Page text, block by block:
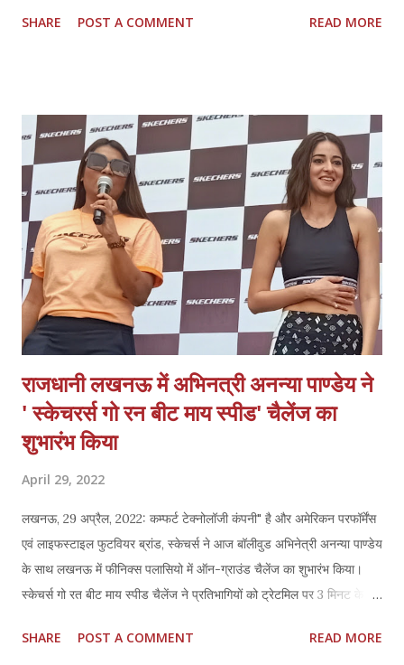
रेफ्रिजरेटर एवं वॉशिंग मशींस को अपनी-अपनी श्रेणियों में क्रमशः सबसे भरोसेमंद
अपनी सफलता का विस्तार किया। 2022 के लिए ‘सबसे भरोसेमंद ब्रांड’ का निर्णय
1610 कंज़्यूमर इन्फ्लुएंसर्स के साथ टीआरए रिसर्च (पूर्व में ट्रस्ट रिसर्च एडवाईज़री
के नाम से मशहूर) द्वारा जारी एक स्वतंत्र सिंडिकेटेड अध्ययन के आधार पर लिया
गया। हाल ही में किए गए एक अध्ययन में एलजी रेफ्रिजरेटर, एलजी एयर कंडीशनर,
एलजी वॉशिंग ...
SHARE POST A COMMENT READ MORE
राजधानी लखनऊ में अभिनत्री अनन्या पाण्डेय ने
' स्केचरर्स गो रन बीट माय स्पीड' चैलेंज का
शुभारंभ किया
April 29, 2022
लखनऊ, 29 अप्रैल, 2022: कम्फर्ट टेक्नोलॉजी कंपनी" है और अमेरिकन परफॉर्मेंस
एवं लाइफस्टाइल फुटवियर ब्रांड, स्केचर्स ने आज बॉलीवुड अभिनेत्री अनन्या पाण्डेय
के साथ लखनऊ में फीनिक्स पलासियो में ऑन-ग्राउंड चैलेंज का शुभारंभ किया।
स्केचर्स गो रत बीट माय स्पीड चैलेंज ने प्रतिभागियों को ट्रेटमिल पर 3 मिनट के
इस कार्यक्रम की शुरूआत अनन्या पांडे ने खुद ट्रेडमिल पर दौड़ने के साथ की,
SHARE POST A COMMENT READ MORE